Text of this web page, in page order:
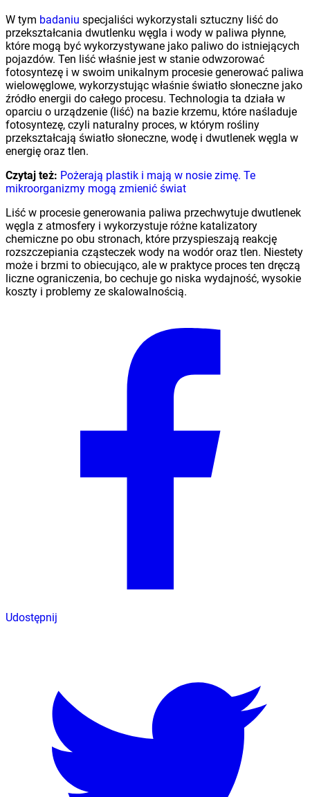
W tym badaniu specjaliści wykorzystali sztuczny liść do
przekształcania dwutlenku węgla i wody w paliwa płynne,
które mogą być wykorzystywane jako paliwo do istniejących
pojazdów. Ten liść właśnie jest w stanie odwzorować
fotosyntezę i w swoim unikalnym procesie generować paliwa
wielowęglowe, wykorzystując właśnie światło słoneczne jako
źródło energii do całego procesu. Technologia ta działa w
oparciu o urządzenie (liść) na bazie krzemu, które naśladuje
fotosyntezę, czyli naturalny proces, w którym rośliny
przekształcają światło słoneczne, wodę i dwutlenek węgla w
energię oraz tlen.
Czytaj też: Pożerają plastik i mają w nosie zimę. Te
mikroorganizmy mogą zmienić świat
Liść w procesie generowania paliwa przechwytuje dwutlenek
węgla z atmosfery i wykorzystuje różne katalizatory
chemiczne po obu stronach, które przyspieszają reakcję
rozszczepiania cząsteczek wody na wodór oraz tlen. Niestety
może i brzmi to obiecująco, ale w praktyce proces ten dręczą
liczne ograniczenia, bo cechuje go niska wydajność, wysokie
koszty i problemy ze skalowalnością.
Udostępnij